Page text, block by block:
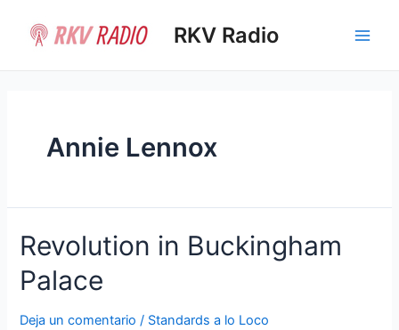
contenido
RKV Radio
Annie Lennox
Revolution in Buckingham
Palace
Deja un comentario / Standards a lo Loco